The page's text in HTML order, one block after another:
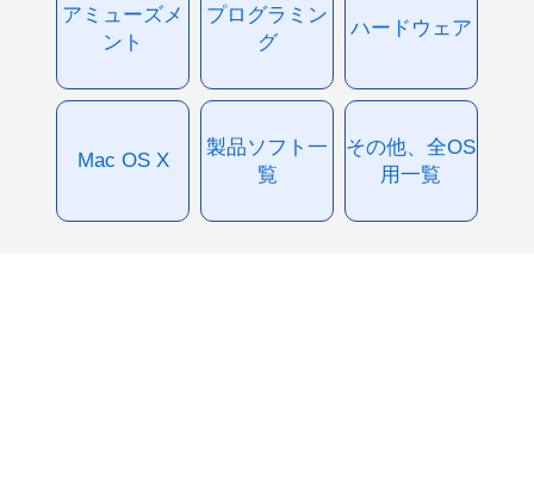
アミューズメ
ント
プログラミン
グ
ハードウェア
Mac OS X
製品ソフト一
覧
その他、全OS
用一覧